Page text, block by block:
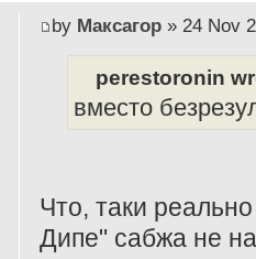
by Максагор» 24 Nov
perestoronin
вместо
Что, таки
Дипе" сабжа не